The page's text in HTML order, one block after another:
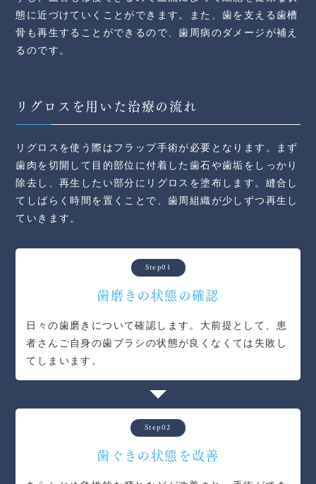
態に近づけていくことができます。また、歯を支える歯槽
骨も再生することができるので、歯周病のダメージが補え
るのです。
リグロスを用いた治療の流れ
リグロスを使う際はフラップ手術が必要となります。まず
歯肉を切開して目的部位に付着した歯石や歯垢をしっかり
除去し、再生したい部分にリグロスを塗布します。縫合し
てしばらく時間を置くことで、歯周組織が少しずつ再生し
ていきます。
Step01
歯磨きの状態の確認
日々の歯磨きについて確認します。大前提として、患
者さんご自身の歯ブラシの状態が良くなくては失敗し
てしまいます。
Step02
歯ぐきの状態を改善